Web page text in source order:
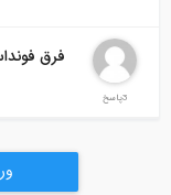
3پاسخ
فرق